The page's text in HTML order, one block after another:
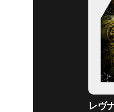
DOOM®
7
ーレヴ